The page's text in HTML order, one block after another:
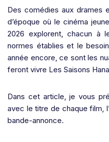
Des comédies aux drames
d’époque où le cinéma
2026 explorent, chacun à
normes établies et le
année encore, ce sont les
feront vivre Les Saisons
Dans cet article, je vous
avec le titre de chaque film,
bande-annonce.